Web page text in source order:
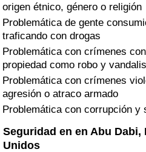
origen étnico, género o religión
Problemática de gente
traficando con drogas
Problemática con crímenes
propiedad como robo y
Problemática con crímenes
agresión o atraco armado
Problemática con corrupción y
Seguridad en en Abu
Unidos
Índice de contaminación
Índice de Contaminación por
Tráfico
Índice de Tráfico
Índice de Tráfico (Actual)